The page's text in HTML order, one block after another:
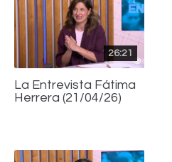
26:21
La Entrevista Fátima
Herrera (21/04/26)